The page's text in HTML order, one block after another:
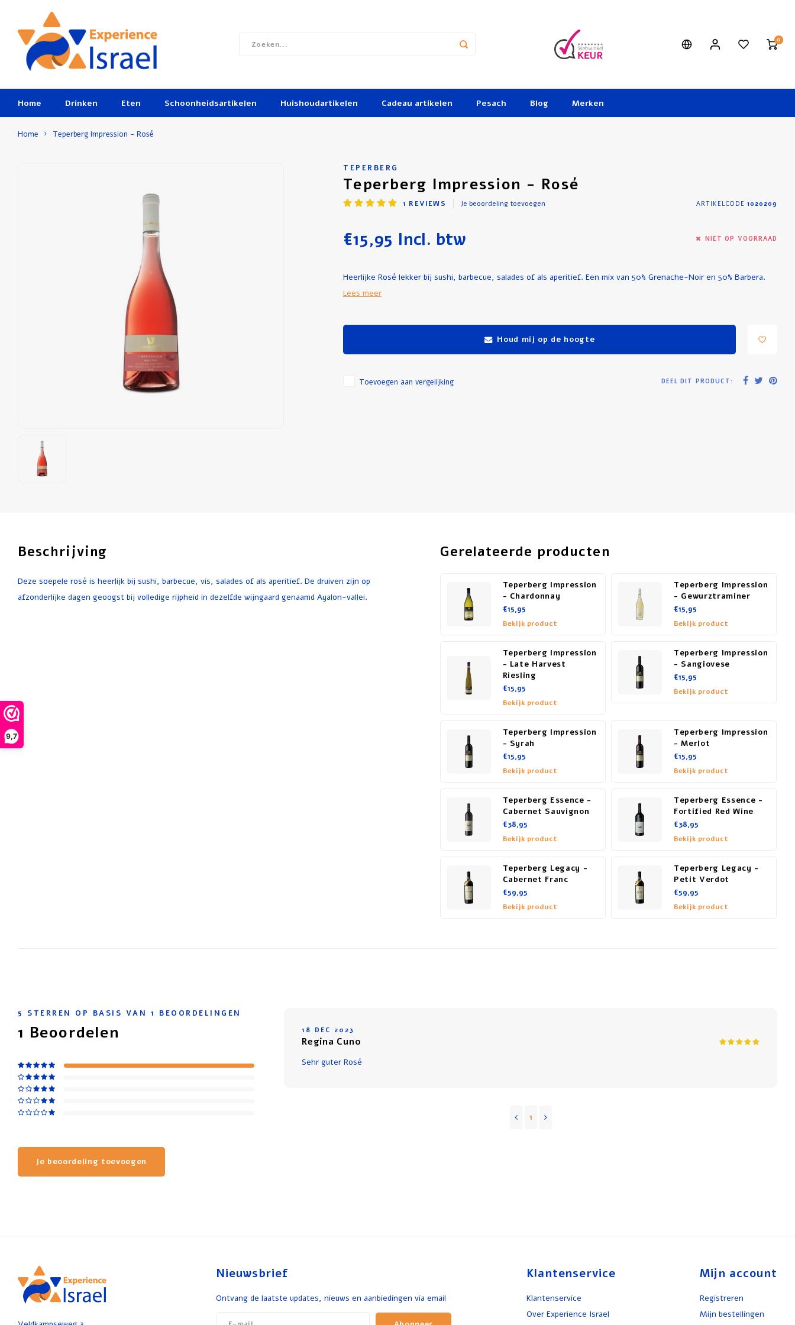
9,7
0
Home Drinken Eten Schoonheidsartikelen Huishoudartikelen Cadeau artikelen Pesach Blog Merken
Home Teperberg Impression - Rosé
TEPERBERG
Teperberg Impression - Rosé
1 REVIEWS Je beoordeling toevoegen ARTIKELCODE 1020209
€15,95 Incl. btw NIET OP VOORRAAD
Heerlijke Rosé lekker bij sushi, barbecue, salades of als aperitief. Een mix van 50% Grenache-Noir en 50% Barbera.
Lees meer
Houd mij op de hoogte
Toevoegen aan vergelijking DEEL DIT PRODUCT:
Beschrijving
Deze soepele rosé is heerlijk bij sushi, barbecue, vis, salades of als aperitief. De druiven zijn op
afzonderlijke dagen geoogst bij volledige rijpheid in dezelfde wijngaard genaamd Ayalon-vallei.
Gerelateerde producten
Teperberg Impression
- Chardonnay
€15,95
Bekijk product
Teperberg Impression
- Gewurztraminer
€15,95
Bekijk product
Teperberg Impression
- Late Harvest
Riesling
€15,95
Bekijk product
Teperberg Impression
- Sangiovese
€15,95
Bekijk product
Teperberg Impression
- Syrah
€15,95
Bekijk product
Teperberg Impression
- Merlot
€15,95
Bekijk product
Teperberg Essence -
Cabernet Sauvignon
€38,95
Bekijk product
Teperberg Essence -
Fortified Red Wine
€38,95
Bekijk product
Teperberg Legacy -
Cabernet Franc
€59,95
Bekijk product
Teperberg Legacy -
Petit Verdot
€59,95
Bekijk product
5 STERREN OP BASIS VAN 1 BEOORDELINGEN
1 Beoordelen
Je beoordeling toevoegen
18 DEC 2023
Regina Cuno
Sehr guter Rosé
1
Nieuwsbrief
Ontvang de laatste updates, nieuws en aanbiedingen via email
Klantenservice
Klantenservice
Over Experience Israel
Mijn account
Registreren
Mijn bestellingen